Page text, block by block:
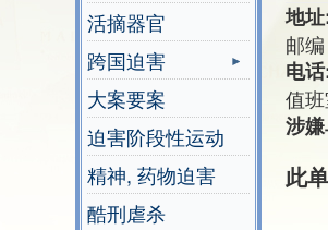
活摘器官
跨国迫害
大案要案
迫害阶段性运动
精神, 药物迫害
酷刑虐杀
地址
邮
电话
值
涉
此